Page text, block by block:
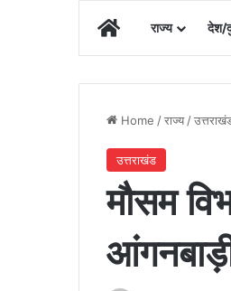
Homeराज्य देश/
Home /राज्य /
उत्तराखंड
मौसम